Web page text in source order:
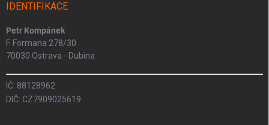
IDENTIFIKACE
Petr Kompánek
F. Formana 278/30
70030 Ostrava - Dubina
IČ: 88128962
DIČ: CZ7909025619